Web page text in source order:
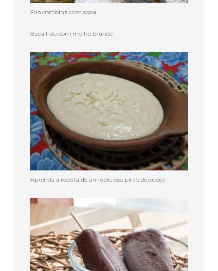
Frio combina com sopa
Bacalhau com molho branco
Aprenda a receita de um delicioso pirão de queijo